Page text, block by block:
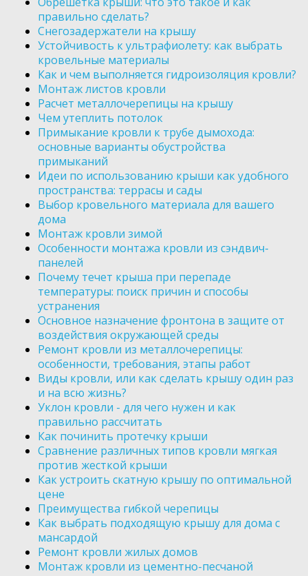
правильно сделать?
Снегозадержатели на крышу
Устойчивость к ультрафиолету: как выбрать
кровельные материалы
Как и чем выполняется гидроизоляция кровли?
Монтаж листов кровли
Расчет металлочерепицы на крышу
Чем утеплить потолок
Примыкание кровли к трубе дымохода:
основные варианты обустройства
примыканий
Идеи по использованию крыши как удобного
пространства: террасы и сады
Выбор кровельного материала для вашего
дома
Монтаж кровли зимой
Особенности монтажа кровли из сэндвич-
панелей
Почему течет крыша при перепаде
температуры: поиск причин и способы
устранения
Основное назначение фронтона в защите от
воздействия окружающей среды
Ремонт кровли из металлочерепицы:
особенности, требования, этапы работ
Виды кровли, или как сделать крышу один раз
и на всю жизнь?
Уклон кровли - для чего нужен и как
правильно рассчитать
Как починить протечку крыши
Сравнение различных типов кровли мягкая
против жесткой крыши
Как устроить скатную крышу по оптимальной
цене
Преимущества гибкой черепицы
Как выбрать подходящую крышу для дома с
мансардой
Ремонт кровли жилых домов
Монтаж кровли из цементно-песчаной